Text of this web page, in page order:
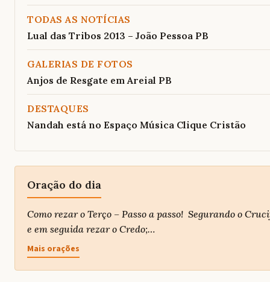
TODAS AS NOTÍCIAS
Lual das Tribos 2013 – João Pessoa PB
GALERIAS DE FOTOS
Anjos de Resgate em Areial PB
DESTAQUES
Nandah está no Espaço Música Clique Cristão
Oração do dia
Como rezar o Terço – Passo a passo! Segurando o
e em seguida rezar o Credo;…
Mais orações